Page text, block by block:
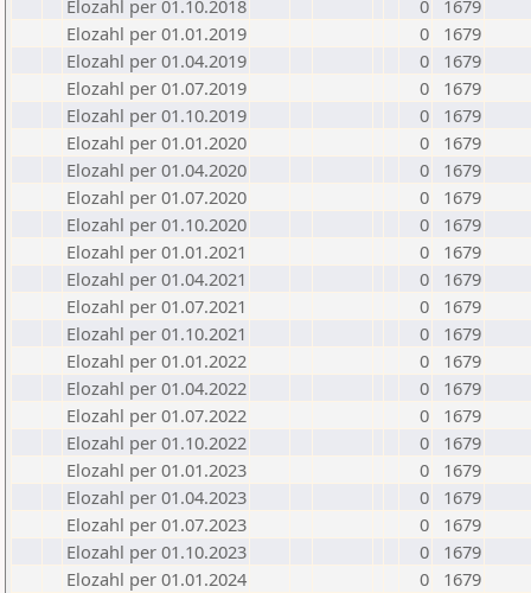
Elozahl per 01.10.2018
0
1679
Elozahl per 01.01.2019
0
1679
Elozahl per 01.04.2019
0
1679
Elozahl per 01.07.2019
0
1679
Elozahl per 01.10.2019
0
1679
Elozahl per 01.01.2020
0
1679
Elozahl per 01.04.2020
0
1679
Elozahl per 01.07.2020
0
1679
Elozahl per 01.10.2020
0
1679
Elozahl per 01.01.2021
0
1679
Elozahl per 01.04.2021
0
1679
Elozahl per 01.07.2021
0
1679
Elozahl per 01.10.2021
0
1679
Elozahl per 01.01.2022
0
1679
Elozahl per 01.04.2022
0
1679
Elozahl per 01.07.2022
0
1679
Elozahl per 01.10.2022
0
1679
Elozahl per 01.01.2023
0
1679
Elozahl per 01.04.2023
0
1679
Elozahl per 01.07.2023
0
1679
Elozahl per 01.10.2023
0
1679
Elozahl per 01.01.2024
0
1679